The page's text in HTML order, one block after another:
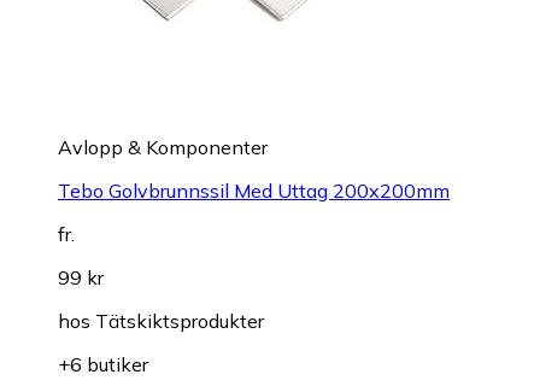
Avlopp & Komponenter
Tebo Golvbrunnssil Med Uttag 200x200mm
fr.
99 kr
hos Tätskiktsprodukter
+6 butiker